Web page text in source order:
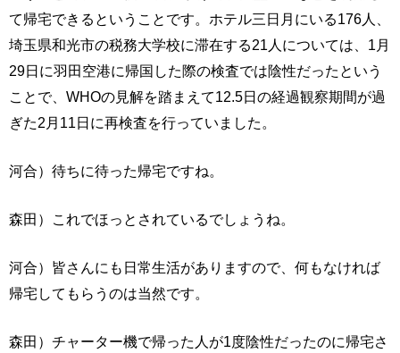
て帰宅できるということです。ホテル三日月にいる176人、
埼玉県和光市の税務大学校に滞在する21人については、1月
29日に羽田空港に帰国した際の検査では陰性だったという
ことで、WHOの見解を踏まえて12.5日の経過観察期間が過
ぎた2月11日に再検査を行っていました。
河合）待ちに待った帰宅ですね。
森田）これでほっとされているでしょうね。
河合）皆さんにも日常生活がありますので、何もなければ
帰宅してもらうのは当然です。
森田）チャーター機で帰った人が1度陰性だったのに帰宅さ